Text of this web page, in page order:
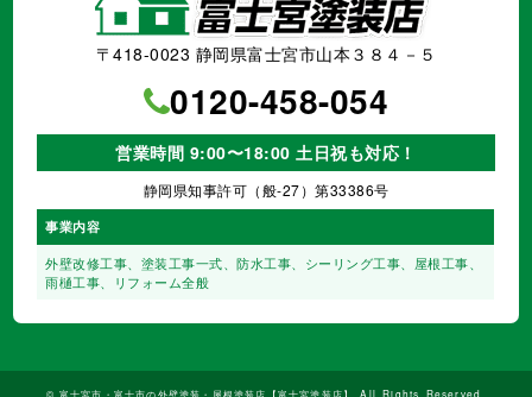
〒418-0023 静岡県富士宮市山本３８４－５
0120-458-054
営業時間 9:00〜18:00 土日祝も対応！
静岡県知事許可（般-27）第33386号
事業内容
外壁改修工事、塗装工事⼀式、防水工事、シーリング工事、 屋根工事、
雨樋工事、
リフォーム全般
© 富士宮市・富士市の外壁塗装・屋根塗装店【富士宮塗装店】 All Rights Reserved.